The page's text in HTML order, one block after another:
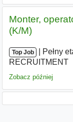
Monter,
(K/M)
Top Job Pełny
RECRUITMENT
Zobacz później